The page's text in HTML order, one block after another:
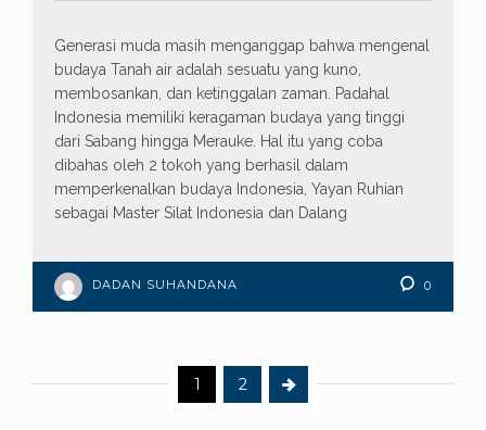
Generasi muda masih menganggap bahwa mengenal
budaya Tanah air adalah sesuatu yang kuno,
membosankan, dan ketinggalan zaman. Padahal
Indonesia memiliki keragaman budaya yang tinggi
dari Sabang hingga Merauke. Hal itu yang coba
dibahas oleh 2 tokoh yang berhasil dalam
memperkenalkan budaya Indonesia, Yayan Ruhian
sebagai Master Silat Indonesia dan Dalang
DADAN SUHANDANA 0
1 2